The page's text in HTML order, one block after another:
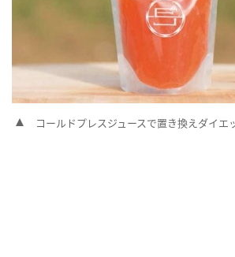
コールドプレスジュースで置き換えダイエ